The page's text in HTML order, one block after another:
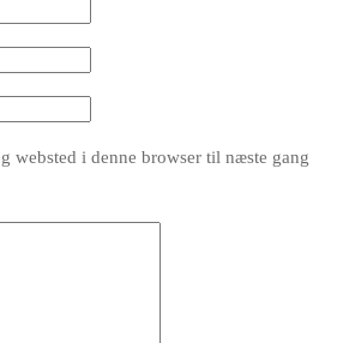
websted i denne browser til næste gang